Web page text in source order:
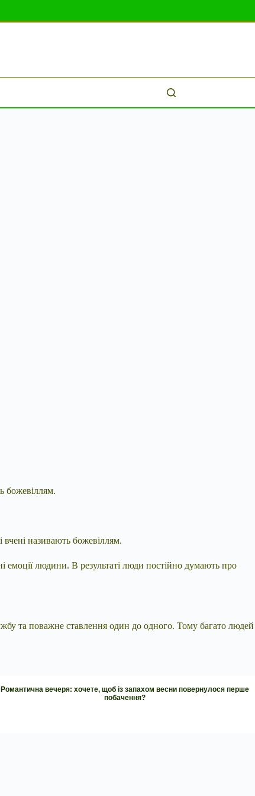
божевіллям.
вчені називають божевіллям.
емоції людини. В результаті люди постійно думають про
та поважне ставлення один до одного. Тому багато людей
Романтична вечеря: хочете, щоб із запахом весни повернулося перше
побачення?